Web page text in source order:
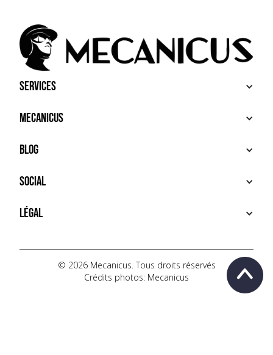
Services
ACHETER
VENDRE
SERVICES PREMIUM
Mecanicus
À PROPOS
HOUSE MECANICUS
CONTACT
Blog
NEWS
VIDÉOS
AUTOPÉDIA
Social
INSTAGRAM
TIKTOK
YOUTUBE
Légal
POLITIQUE DE CONFIDENTIALITÉ
© 2026 Mecanicus. Tous droits réservés
Crédits photos: Mecanicus